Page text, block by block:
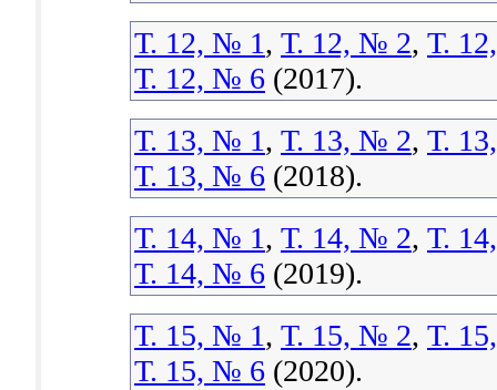
Т. 12, № 1, Т. 12, № 2, Т.
Т. 12, № 6 (2017).
Т. 13, № 1, Т. 13, № 2, Т.
Т. 13, № 6 (2018).
Т. 14, № 1, Т. 14, № 2, Т.
Т. 14, № 6 (2019).
Т. 15, № 1, Т. 15, № 2, Т.
Т. 15, № 6 (2020).